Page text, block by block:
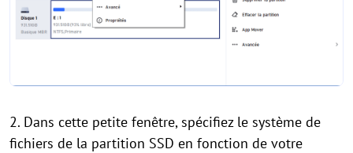
2. Dans cette petite fenêtre, spécifiez le système de
fichiers de la partition SSD en fonction de votre